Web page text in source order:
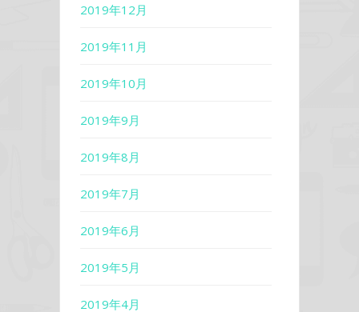
2019年12月
2019年11月
2019年10月
2019年9月
2019年8月
2019年7月
2019年6月
2019年5月
2019年4月